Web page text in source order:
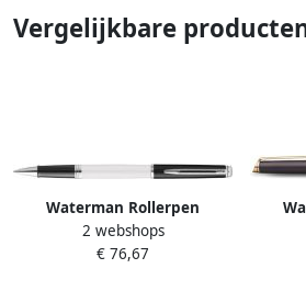
Vergelijkbare
Waterman Rollerpen
HÃ©misphÃ¨re Colour
Blocking black en white CT
2 webshops
€ 76,67